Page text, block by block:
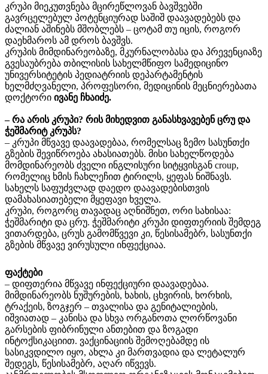
კრუპი მიეკუთვნება მცირეწლოვან ბავშვებში
გავრცელებულ პოტენციურად საშიშ დაავადებებს და
ძალიან აშინებს მშობლებს – ცოტამ თუ იცის, როგორ
დაეხმაროს ამ დროს ბავშვს.
კრუპის მიმდინარეობაზე, მკურნალობასა და პრევენციაზე
გვესაუბრება თბილისის სახელმწიფო სამედიცინო
უნივერსიტეტის პედიატრიის დეპარტამენტის
ხელმძღვანელი, პროფესორი, მედიცინის მეცნიერებათა
დოქტორი ივანე ჩხაიძე.
– რა არის კრუპი? რის მიხედვით განასხვავებენ ცრუ და
ჭეშმარიტ კრუპს?
– კრუპი მწვავე დაავადებაა, რომელსაც ზემო სასუნთქი
გზების შევიწროება ახასიათებს. მისი სახელწოდება
მომდინარეობს ძველი ინგლისური სიტყვისგან croup,
რომელიც ხმის ჩახლეჩით ტირილს, ყეფას ნიშნავს.
სახელს საფუძვლად დაედო დაავადებისთვის
დამახასიათებელი მყეფავი ხველა.
კრუპი, როგორც თავადაც აღნიშნეთ, ორი სახისაა:
ჭეშმარიტი და ცრუ. ჭეშმარიტი კრუპი დიფთერიის შემდეგ
ვითარდება, ცრუს გამომწვევი კი, წესისამებრ, სასუნთქი
გზების მწვავე ვირუსული ინფექციაა.
ფაქტები
– დიფთერია მწვავე ინფექციური დაავადებაა.
მიმდინარეობს ნუშურების, ხახის, ცხვირის, ხორხის,
ტრაქეის, ზოგჯერ – თვალისა და გენიტალიების,
იშვიათად – კანისა და სხვა ორგანოთა ლორწოვანი
გარსების ფიბრინული ანთებით და ზოგადი
ინტოქსიკაციით. ვაქცინაციის შემოღებამდე ის
სასიკვდილო იყო, ახლა კი მართვადია და ლეტალურ
შედეგს, წესისამებრ, აღარ იწვევს.